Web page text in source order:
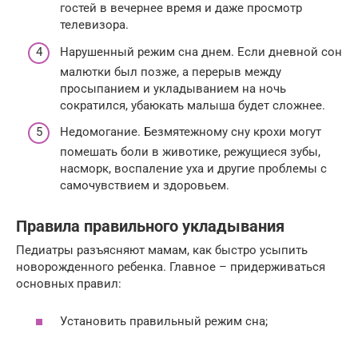
гостей в вечернее время и даже просмотр
телевизора.
Нарушенный режим сна днем. Если дневной сон
малютки был позже, а перерыв между
просыпанием и укладыванием на ночь
сократился, убаюкать малыша будет сложнее.
Недомогание. Безмятежному сну крохи могут
помешать боли в животике, режущиеся зубы,
насморк, воспаление уха и другие проблемы с
самочувствием и здоровьем.
Правила правильного укладывания
Педиатры разъясняют мамам, как быстро усыпить
новорожденного ребенка. Главное – придерживаться
основных правил:
Установить правильный режим сна;